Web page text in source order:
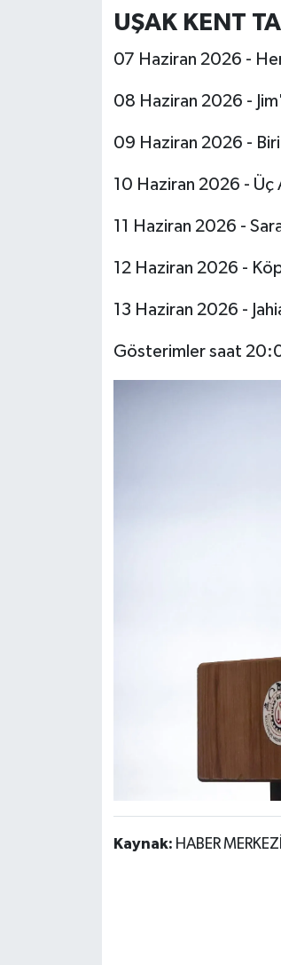
UŞAK KENT
07 Haziran 2026 -
08 Haziran 2026 -
09 Haziran 2026 -
10 Haziran 2026 - Üç
11 Haziran 2026 -
12 Haziran 2026 -
13 Haziran 2026 -
Gösterimler saat
Kaynak: HABER MERKEZİ